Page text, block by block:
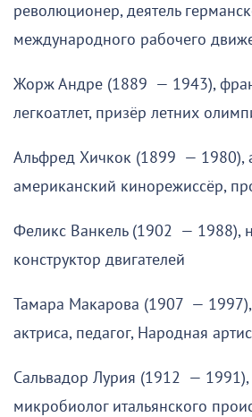
революционер, деятель
международного рабочего
Жорж Андре (1889 — 1943),
легкоатлет, призёр летних
Альфред Хичкок (1899 — 1980),
американский кинорежиссёр,
Феликс Ванкель (1902 — 1988),
конструктор двигателей
Тамара Макарова (1907 — 1997),
актриса, педагог, Народная
Сальвадор Лурия (1912 — 1991),
микробиолог итальянского